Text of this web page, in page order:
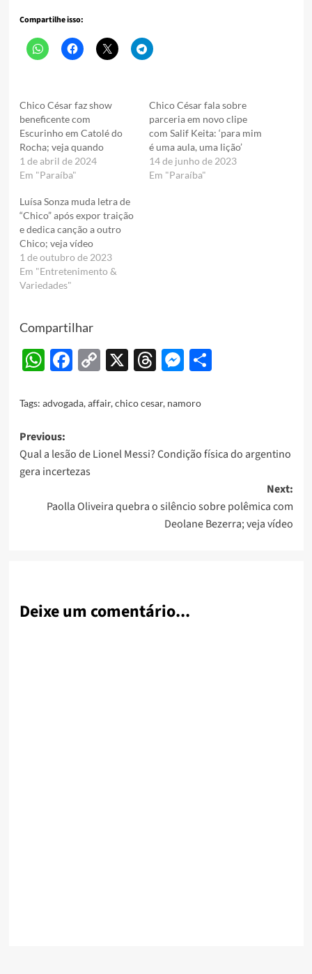
Compartilhe isso:
Chico César faz show
beneficente com
Escurinho em Catolé do
Rocha; veja quando
1 de abril de 2024
Em "Paraíba"
Chico César fala sobre
parceria em novo clipe
com Salif Keita: ‘para mim
é uma aula, uma lição’
14 de junho de 2023
Em "Paraíba"
Luísa Sonza muda letra de
“Chico” após expor traição
e dedica canção a outro
Chico; veja vídeo
1 de outubro de 2023
Em "Entretenimento &
Variedades"
Compartilhar
WhatsApp
Facebook
Copy
X Threads
Messenger
Share
Tags: advogada,affair,chico cesar, namoro
Post
navigation
Previous:
Qual a lesão de Lionel Messi? Condição física do argentino
gera incertezas
Next:
Paolla Oliveira quebra o silêncio sobre polêmica com
Deolane Bezerra; veja vídeo
Deixe um comentário...